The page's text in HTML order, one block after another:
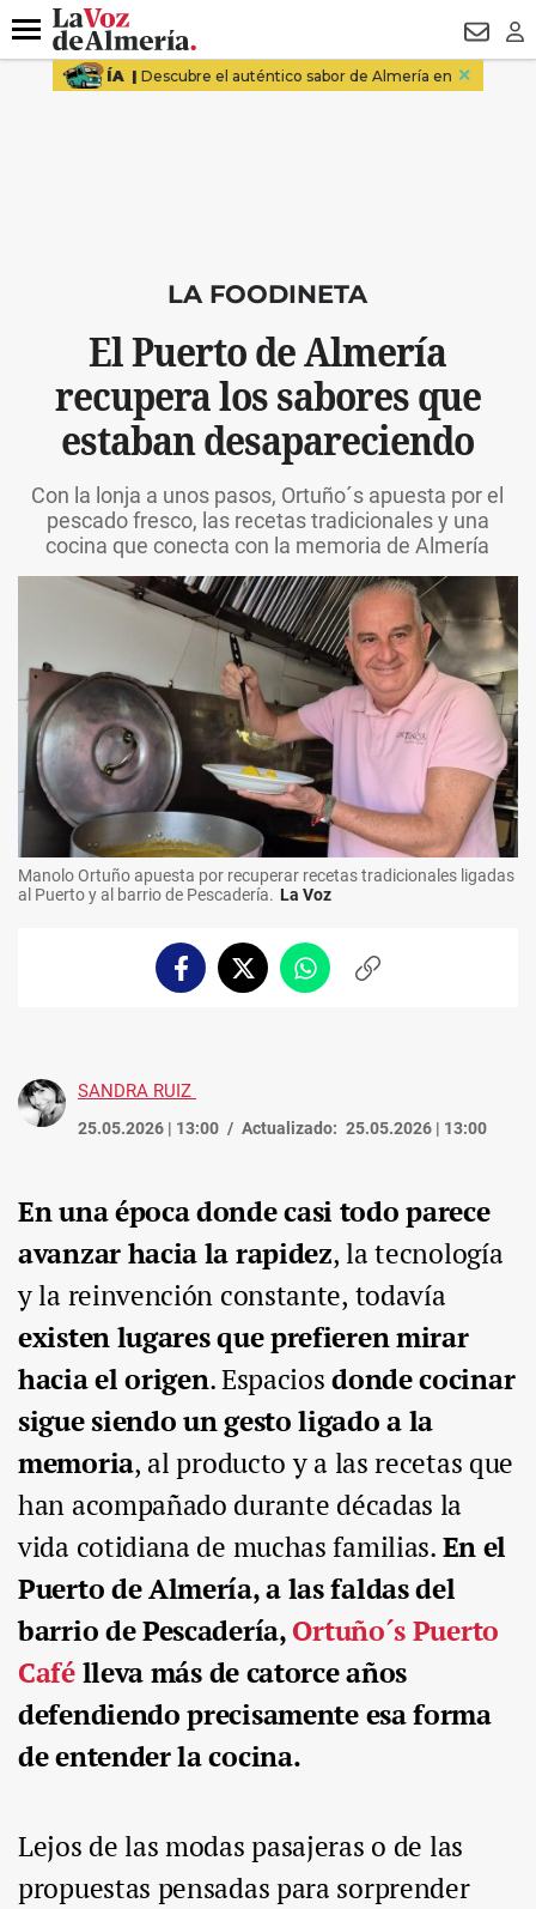
DESTACADO
Menú
LA FOODINETA
El Puerto de Almería
recupera los sabores que
estaban desapareciendo
Con la lonja a unos pasos, Ortuño´s apuesta por el
pescado fresco, las recetas tradicionales y una
cocina que conecta con la memoria de Almería
Manolo Ortuño apuesta por recuperar recetas tradicionales ligadas
al Puerto y al barrio de Pescadería. La Voz
FacebookTwitterWhatsappCopiar
SANDRA RUIZ
25.05.2026 | 13:00 Actualizado: 25.05.2026 | 13:00
En una época donde casi todo parece
avanzar hacia la rapidez, la tecnología
y la reinvención constante, todavía
existen lugares que prefieren mirar
hacia el origen. Espaciosdonde cocinar
sigue siendo un gesto ligado a la
memoria, al producto y a las recetas que
han acompañado durante décadas la
vida cotidiana de muchas familias.En el
Puerto de Almería, a las faldas del
barrio de Pescadería,Ortuño´s Puerto
Cafélleva más de catorce años
defendiendo precisamente esa forma
de entender la cocina.
Lejos de las modas pasajeras o de las
propuestas pensadas para sorprender